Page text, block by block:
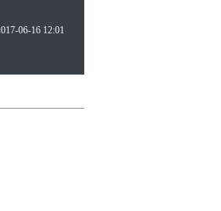
06-16 12:01